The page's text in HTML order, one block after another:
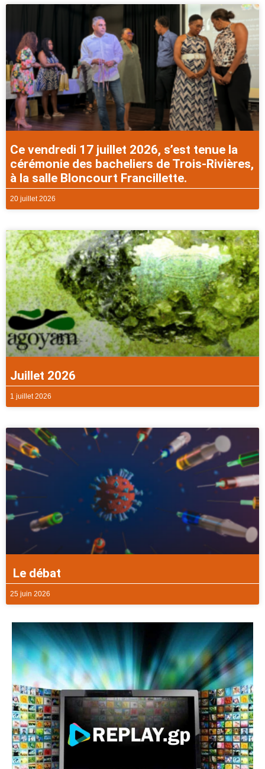
Ce vendredi 17 juillet 2026, s’est tenue la
cérémonie des bacheliers de Trois-Rivières,
à la salle Bloncourt Francillette.
20 juillet 2026
Juillet 2026
1 juillet 2026
Le débat
25 juin 2026